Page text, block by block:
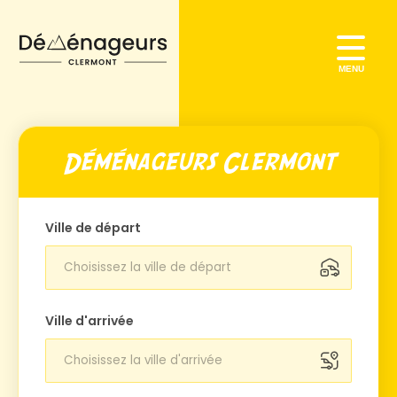
BON À SAVOIR
Déménageurs Clermont
Ville de départ
Ville d'arrivée